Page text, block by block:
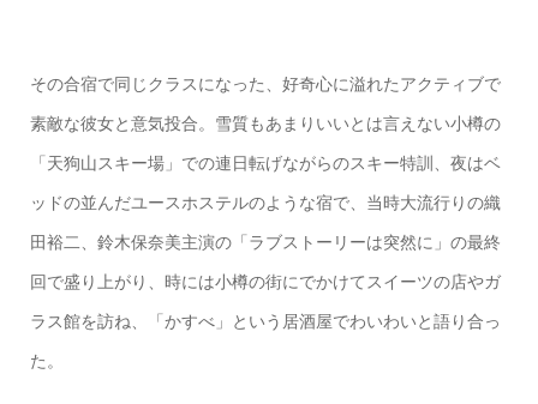
その合宿で同じクラスになった、好奇心に溢れたアクティブで
素敵な彼女と意気投合。雪質もあまりいいとは言えない小樽の
「天狗山スキー場」での連日転げながらのスキー特訓、夜はベ
ッドの並んだユースホステルのような宿で、当時大流行りの織
田裕二、鈴木保奈美主演の「ラブストーリーは突然に」の最終
回で盛り上がり、時には小樽の街にでかけてスイーツの店やガ
ラス館を訪ね、「かすべ」という居酒屋でわいわいと語り合っ
た。